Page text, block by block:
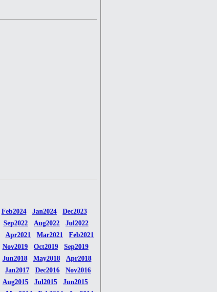
Feb2024 Jan2024
Dec2023
Sep2022 Aug2022
Jul2022
Apr2021 Mar2021
Feb2021
Nov2019 Oct2019
Sep2019
Jun2018 May2018
Apr2018
Jan2017 Dec2016
Nov2016
Aug2015 Jul2015
Jun2015